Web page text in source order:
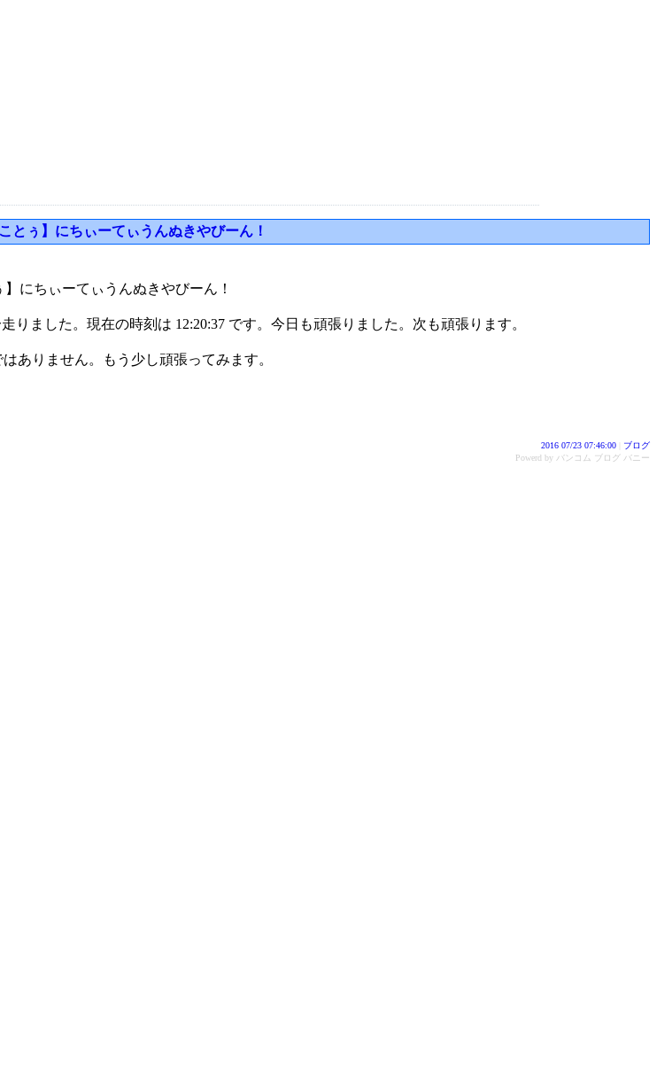
とぅ】にちぃーてぃうんぬきやびーん！
にちぃーてぃうんぬきやびーん！
りました。現在の時刻は 12:20:37 です。今日も頑張りました。次も頑張ります。
ありません。もう少し頑張ってみます。
2016 07/23 07:46:00
ブログ
Powerd by バンコム ブログ バニー